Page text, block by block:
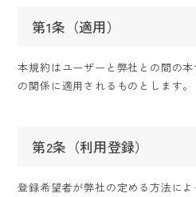
第1条（適用）
本規約はユーザーと弊社との間の
の関係に適用されるものとします。
第2条（利用登録）
登録希望者が弊社の定める方法によ